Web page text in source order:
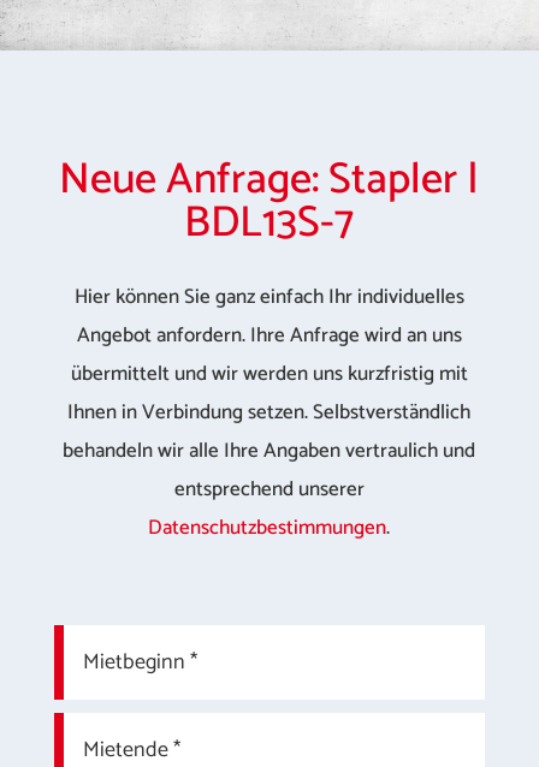
Neue Anfrage: Stapler |
BDL13S-7
Hier können Sie ganz einfach Ihr individuelles
Angebot anfordern. Ihre Anfrage wird an uns
übermittelt und wir werden uns kurzfristig mit
Ihnen in Verbindung setzen. Selbstverständlich
behandeln wir alle Ihre Angaben vertraulich und
entsprechend unserer
Datenschutzbestimmungen.